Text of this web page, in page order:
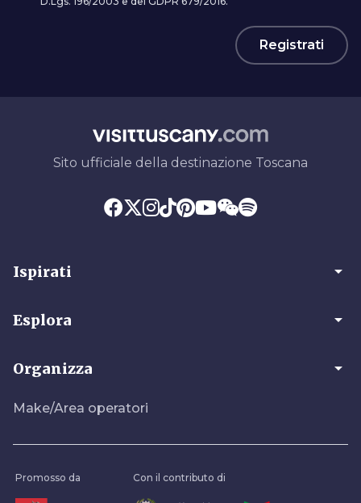
Registrati
Sito ufficiale della destinazione Toscana
Ispirati arrow_drop_down
Esplora arrow_drop_down
Organizza arrow_drop_down
Make/Area operatori
Promosso da Con il contributo di